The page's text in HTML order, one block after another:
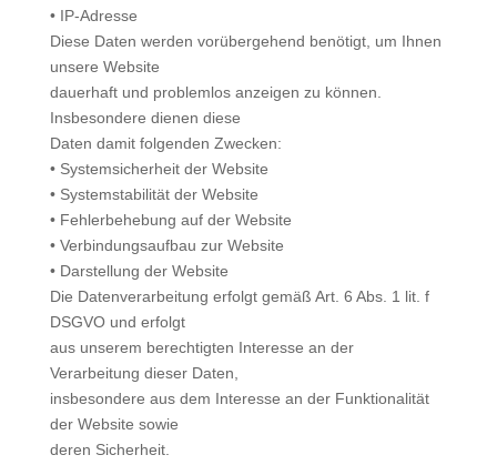
• IP-Adresse
Diese Daten werden vorübergehend benötigt, um Ihnen
unsere Website
dauerhaft und problemlos anzeigen zu können.
Insbesondere dienen diese
Daten damit folgenden Zwecken:
• Systemsicherheit der Website
• Systemstabilität der Website
• Fehlerbehebung auf der Website
• Verbindungsaufbau zur Website
• Darstellung der Website
Die Datenverarbeitung erfolgt gemäß Art. 6 Abs. 1 lit. f
DSGVO und erfolgt
aus unserem berechtigten Interesse an der
Verarbeitung dieser Daten,
insbesondere aus dem Interesse an der Funktionalität
der Website sowie
deren Sicherheit.